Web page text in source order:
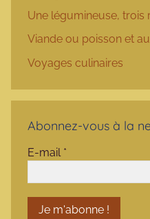
Une légumineuse, trois
Viande ou poisson et
Voyages culinaires
Abonnez-vous à la
E-mail *